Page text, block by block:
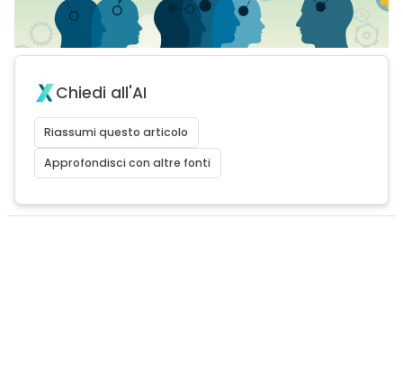
Chiedi all'AI
Riassumi questo articolo
Approfondisci con altre fonti